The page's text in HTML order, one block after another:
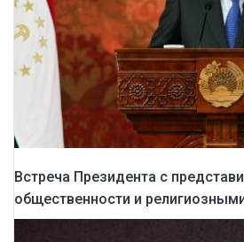
Встреча Президента с
общественности и